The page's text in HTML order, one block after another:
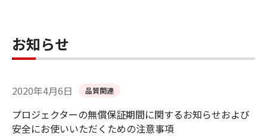
お知らせ
2020年4月6日 品質関連
プロジェクターの無償保証期間に関するお知らせおよび
安全にお使いいただくための注意事項